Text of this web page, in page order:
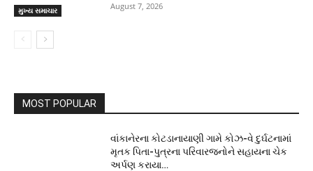
મુખ્ય સમાચાર August 7, 2026
MOST POPULAR
વાંકાનેરના કોટડાનાયાણી ગામે કોઝ-વે દુર્ઘટનામાં
મૃતક પિતા-પુત્રના પરિવારજનોને સહાયના ચેક
અર્પણ કરાયા…